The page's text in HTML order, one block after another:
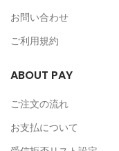
お問い合わせ
ご利用規約
ABOUT PAY
ご注文の流れ
お支払について